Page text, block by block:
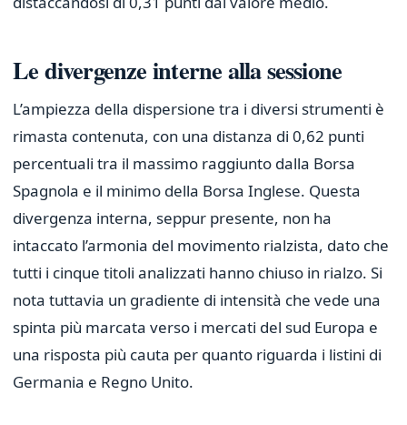
Le divergenze interne alla sessione
L’ampiezza della dispersione tra i diversi strumenti è
rimasta contenuta, con una distanza di 0,62 punti
percentuali tra il massimo raggiunto dalla Borsa
Spagnola e il minimo della Borsa Inglese. Questa
divergenza interna, seppur presente, non ha
intaccato l’armonia del movimento rialzista, dato che
tutti i cinque titoli analizzati hanno chiuso in rialzo. Si
nota tuttavia un gradiente di intensità che vede una
spinta più marcata verso i mercati del sud Europa e
una risposta più cauta per quanto riguarda i listini di
Germania e Regno Unito.